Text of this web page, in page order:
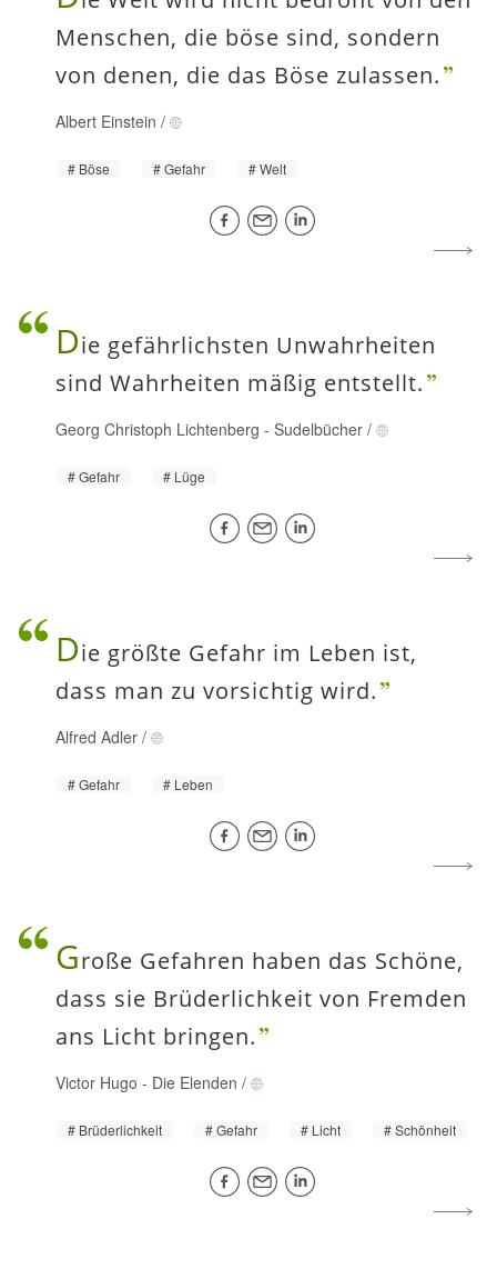
Menschen, die böse sind, sondern
von denen, die das Böse zulassen.
Albert Einstein /
Böse Gefahr Welt
Die gefährlichsten Unwahrheiten
sind Wahrheiten mäßig entstellt.
Georg Christoph Lichtenberg - Sudelbücher /
Gefahr Lüge
Die größte Gefahr im Leben ist,
dass man zu vorsichtig wird.
Alfred Adler /
Gefahr Leben
Große Gefahren haben das Schöne,
dass sie Brüderlichkeit von Fremden
ans Licht bringen.
Victor Hugo - Die Elenden /
Brüderlichkeit Gefahr Licht Schönheit